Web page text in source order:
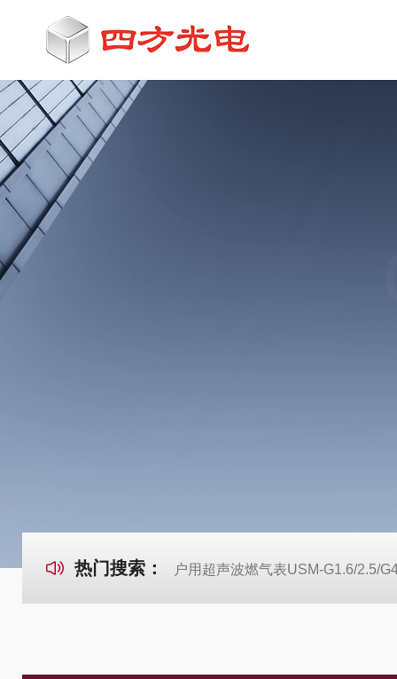
热门搜索： 户用超声波燃气表USM-G1.6/2.5/